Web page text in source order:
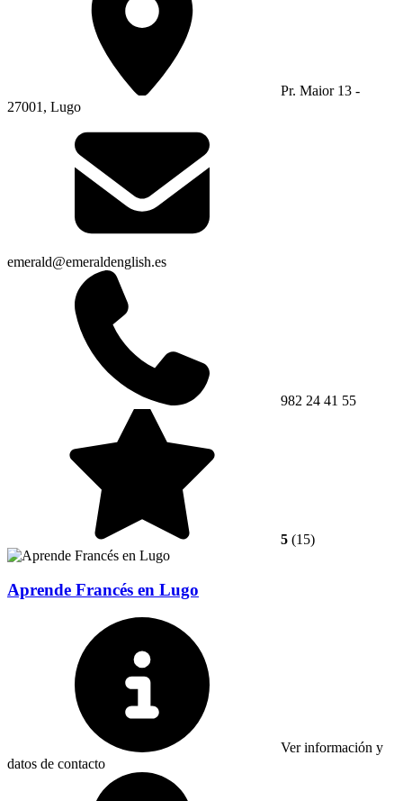
Pr. Maior 13 -
27001, Lugo
emerald@emeraldenglish.es
982 24 41 55
5 (15)
Aprende Francés en Lugo
Ver información y
datos de contacto